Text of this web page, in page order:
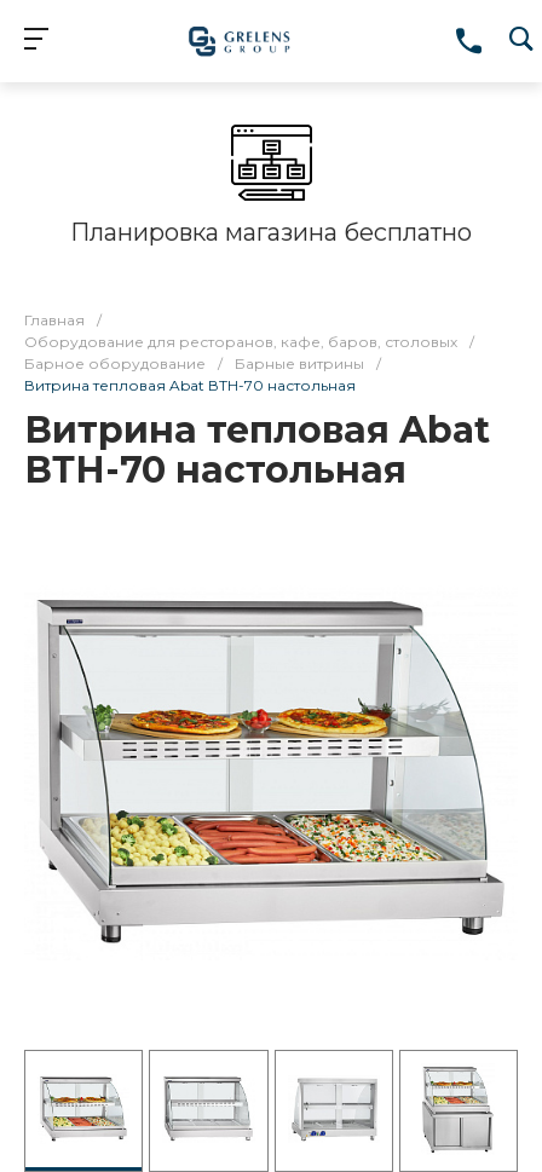
Планировка магазина бесплатно
Главная
/
Оборудование для ресторанов, кафе, баров, столовых
/
Барное оборудование
/ Барные витрины
/
Витрина тепловая Abat ВТН-70 настольная
Витрина тепловая Abat
ВТН-70 настольная